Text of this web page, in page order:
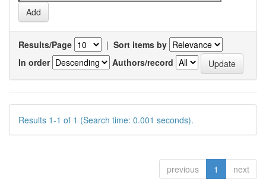
Results/Page | Sort items by
In order
Authors/record
Results 1-1 of 1 (Search time: 0.001 seconds).
previous 1 next